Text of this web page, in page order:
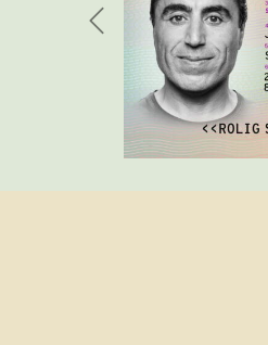
Previous